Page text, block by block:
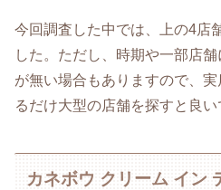
今回調査した中では、上の4店
した。ただし、時期や一部店
が無い場合もありますので、
るだけ大型の店舗を探すと良い
カネボウ クリーム イン